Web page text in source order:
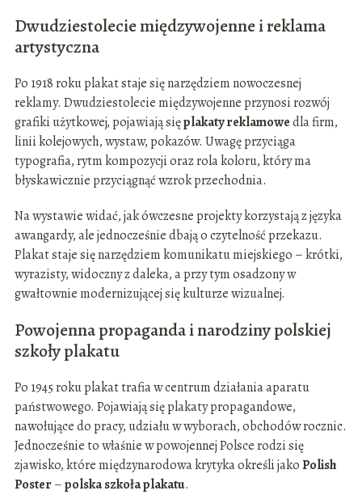
Dwudziestolecie międzywojenne i reklama
artystyczna
Po 1918 roku plakat staje się narzędziem nowoczesnej
reklamy. Dwudziestolecie międzywojenne przynosi rozwój
grafiki użytkowej, pojawiają sięplakaty reklamowedla firm,
linii kolejowych, wystaw, pokazów. Uwagę przyciąga
typografia, rytm kompozycji oraz rola koloru, który ma
błyskawicznie przyciągnąć wzrok przechodnia.
Na wystawie widać, jak ówczesne projekty korzystają z języka
awangardy, ale jednocześnie dbają o czytelność przekazu.
Plakat staje się narzędziem komunikatu miejskiego – krótki,
wyrazisty, widoczny z daleka, a przy tym osadzony w
gwałtownie modernizującej się kulturze wizualnej.
Powojenna propaganda i narodziny polskiej
szkoły plakatu
Po 1945 roku plakat trafia w centrum działania aparatu
państwowego. Pojawiają się plakaty propagandowe,
nawołujące do pracy, udziału w wyborach, obchodów rocznic.
Jednocześnie to właśnie w powojennej Polsce rodzi się
zjawisko, które międzynarodowa krytyka określi jakoPolish
Poster–polska szkoła plakatu.